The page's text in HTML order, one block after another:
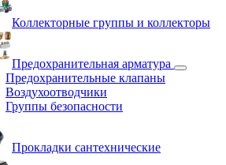
Коллекторные группы и коллекторы
Предохранительная арматура
Предохранительные клапаны
Воздухоотводчики
Группы безопасности
Прокладки сантехнические